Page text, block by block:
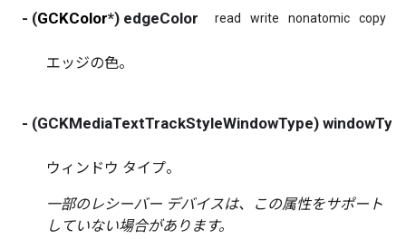
- (GCKColor*) edgeColor read write nonatomic copy
エッジの色。
- (GCKMediaTextTrackStyleWindowType)
ウィンドウ タイプ。
一部のレシーバー デバイスは、この属性をサポート
していない場合があります。